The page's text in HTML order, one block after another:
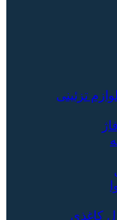
تزئینی
کاغذی